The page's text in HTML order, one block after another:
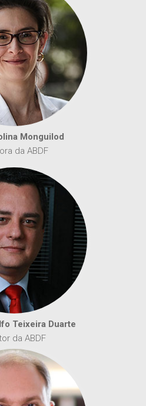
Monguilod
da ABDF
Teixeira Duarte
da ABDF